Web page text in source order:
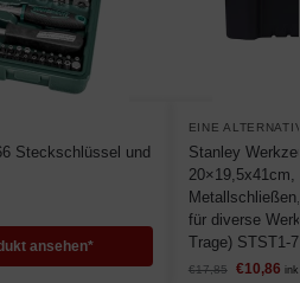
Steckschlüssel und
ansehen*
EINE
Stanley
für diverse
Trage) STST1-
€17,85 €10,86